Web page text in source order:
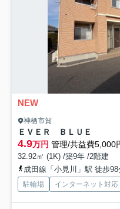
NEW
神栖市賀
ＥＶＥＲ ＢＬＵＥ
4.9万円 管理/共益費5,000
32.92㎡ (1K) /築9年 /2階建
成田線「小見川」駅 徒歩
駐輪場 インターネット対応